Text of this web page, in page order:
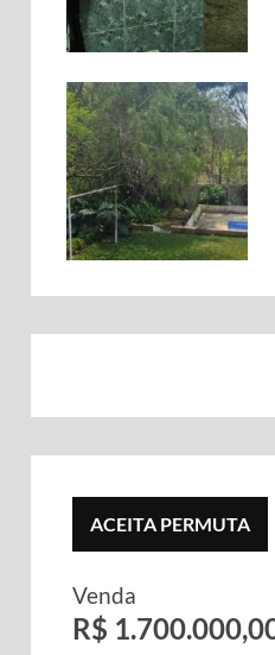
ACEITA PERMUTA
Venda
R$